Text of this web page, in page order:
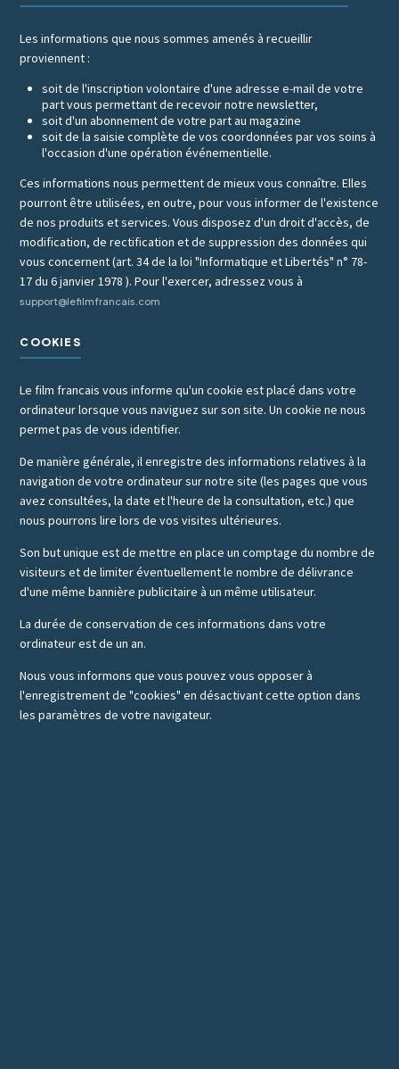
Les informations que nous sommes amenés à recueillir
proviennent :
soit de l'inscription volontaire d'une adresse e-mail de votre
part vous permettant de recevoir notre newsletter,
soit d'un abonnement de votre part au magazine
soit de la saisie complète de vos coordonnées par vos soins à
l'occasion d'une opération événementielle.
Ces informations nous permettent de mieux vous connaître. Elles
pourront être utilisées, en outre, pour vous informer de l'existence
de nos produits et services. Vous disposez d'un droit d'accès, de
modification, de rectification et de suppression des données qui
vous concernent (art. 34 de la loi "Informatique et Libertés" n° 78-
17 du 6 janvier 1978 ). Pour l'exercer, adressez vous à
support@lefilmfrancais.com
COOKIES
Le film francais vous informe qu'un cookie est placé dans votre
ordinateur lorsque vous naviguez sur son site. Un cookie ne nous
permet pas de vous identifier.
De manière générale, il enregistre des informations relatives à la
navigation de votre ordinateur sur notre site (les pages que vous
avez consultées, la date et l'heure de la consultation, etc.) que
nous pourrons lire lors de vos visites ultérieures.
Son but unique est de mettre en place un comptage du nombre de
visiteurs et de limiter éventuellement le nombre de délivrance
d'une même bannière publicitaire à un même utilisateur.
La durée de conservation de ces informations dans votre
ordinateur est de un an.
Nous vous informons que vous pouvez vous opposer à
l'enregistrement de "cookies" en désactivant cette option dans
les paramètres de votre navigateur.